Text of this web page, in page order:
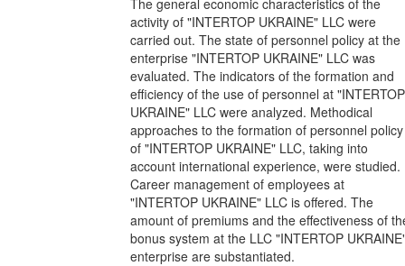
The general economic characteristics of the
activity of "INTERTOP UKRAINE" LLC were
carried out. The state of personnel policy at the
enterprise "INTERTOP UKRAINE" LLC was
evaluated. The indicators of the formation and
efficiency of the use of personnel at "INTERTOP
UKRAINE" LLC were analyzed. Methodical
approaches to the formation of personnel policy
of "INTERTOP UKRAINE" LLC, taking into
account international experience, were studied.
Career management of employees at
"INTERTOP UKRAINE" LLC is offered. The
amount of premiums and the effectiveness of
bonus system at the LLC "INTERTOP
enterprise are substantiated.